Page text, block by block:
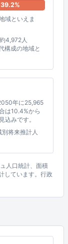
39.2%
域といえま
4,972人
構成の地域と
年に25,965
は10.4%から
込みです。
将来推計人
人口統計、面積
しています。行政